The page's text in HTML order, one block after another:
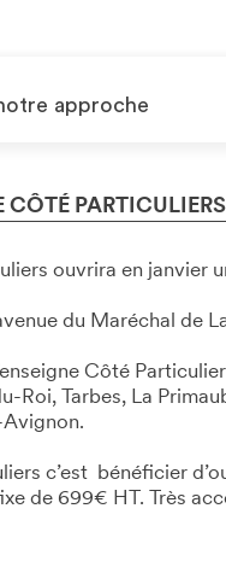
approche
CÔTÉ
ouvrira en janvier
du Maréchal de
Côté
Roi, Tarbes, La
c’est bénéficier
de 699€ HT. Très